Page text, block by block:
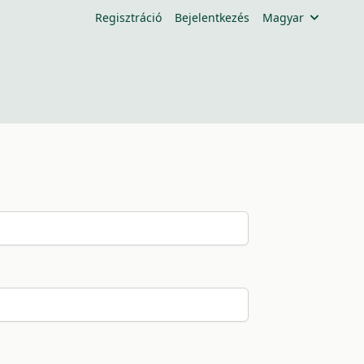
Regisztráció Bejelentkezés Magyar